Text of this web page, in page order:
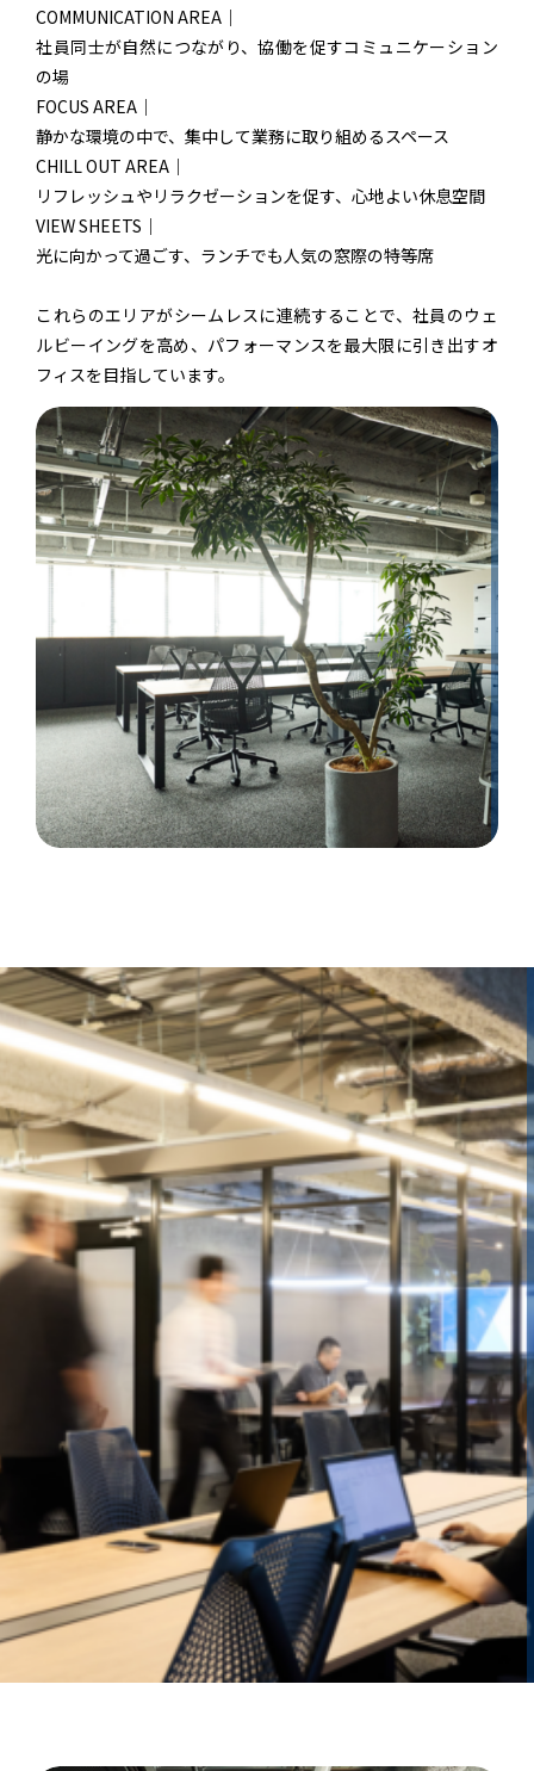
COMMUNICATION AREA｜
社員同士が自然につながり、協働を促すコミュニケーション
の場
FOCUS AREA｜
静かな環境の中で、集中して業務に取り組めるスペース
CHILL OUT AREA｜
リフレッシュやリラクゼーションを促す、心地よい休息空間
VIEW SHEETS｜
光に向かって過ごす、ランチでも人気の窓際の特等席
これらのエリアがシームレスに連続することで、社員のウェ
ルビーイングを高め、パフォーマンスを最大限に引き出すオ
フィスを目指しています。